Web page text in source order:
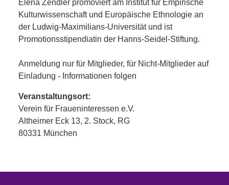
Elena Zendler promoviert am Institut für Empirische
Kulturwissenschaft und Europäische Ethnologie an
der Ludwig-Maximilians-Universität und ist
Promotionsstipendiatin der Hanns-Seidel-Stiftung.
Anmeldung nur für Mitglieder, für Nicht-Mitglieder auf
Einladung - Informationen folgen
Veranstaltungsort:
Verein für Fraueninteressen e.V.
Altheimer Eck 13, 2. Stock, RG
80331 München